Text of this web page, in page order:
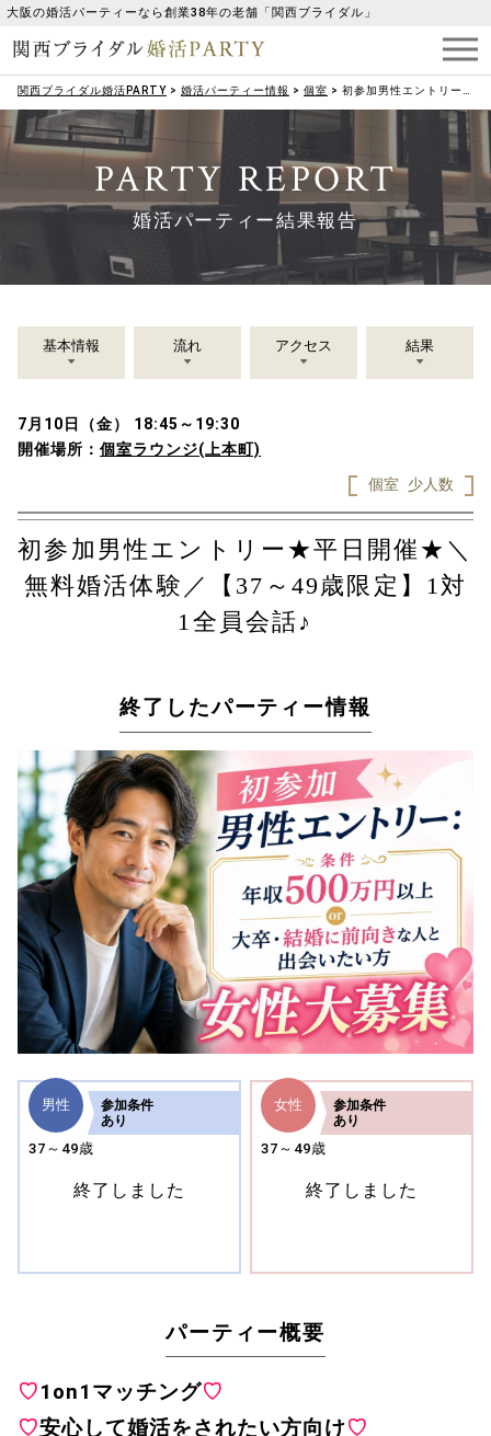
大阪の婚活パーティーなら創業38年の老舗「関西ブライダル」
関西ブライダル婚活PARTY > 婚活パーティー情報 > 個室 > 初参加男性エントリー★平日開催★＼無料婚活体験／【37～49歳限定】1対1全員会話♪
PARTY REPORT
婚活パーティー結果報告
基本情報 流れ アクセス 結果
7月10日（金） 18:45～19:30
開催場所： 個室ラウンジ(上本町)
個室
少人数
初参加男性エントリー★平日開催★＼
無料婚活体験／【37～49歳限定】1対
1全員会話♪
終了したパーティー情報
男性
37～49歳
参加条件
あり
終了しました
女性
37～49歳
参加条件
あり
終了しました
パーティー概要
♡1on1マッチング♡
♡安心して婚活をされたい方向け♡